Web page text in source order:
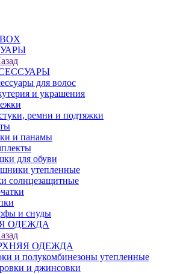
для волос
и украшения
ремни и подтяжки
и панамы
для обуви
утепленные
солнцезащитные
и снуды
ОДЕЖДА
ОДЕЖДА
и полукомбинезоны утепленные
и джинсовки